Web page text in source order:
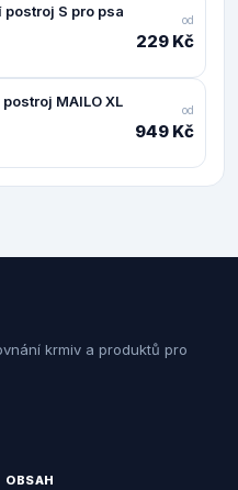
S pro psa
od
229 Kč
MAILO XL
od
949 Kč
krmiv a produktů pro
OBSAH